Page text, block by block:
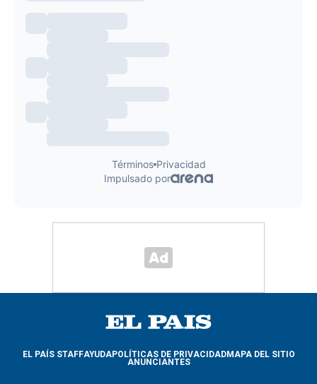
EL PAÍS STAFFAYUDAPOLÍTICAS DE PRIVACIDADMAPA DEL SITIO
ANUNCIANTES